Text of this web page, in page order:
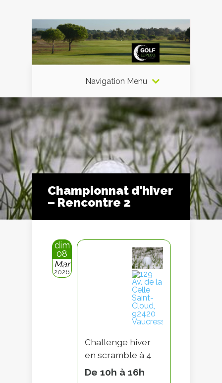
Navigation Menu
Championnat d’hiver
– Rencontre 2
dim
08
Mar
2026
Challenge hiver
en scramble à 4
De 10h à 16h